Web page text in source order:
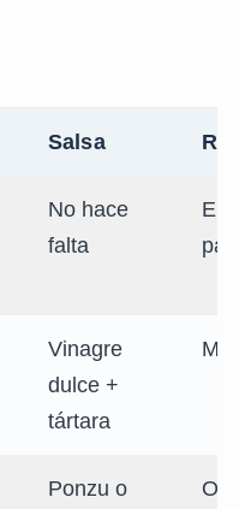
Salsa
No hace
falta
En
Vinagre
dulce +
tártara
Ponzu o